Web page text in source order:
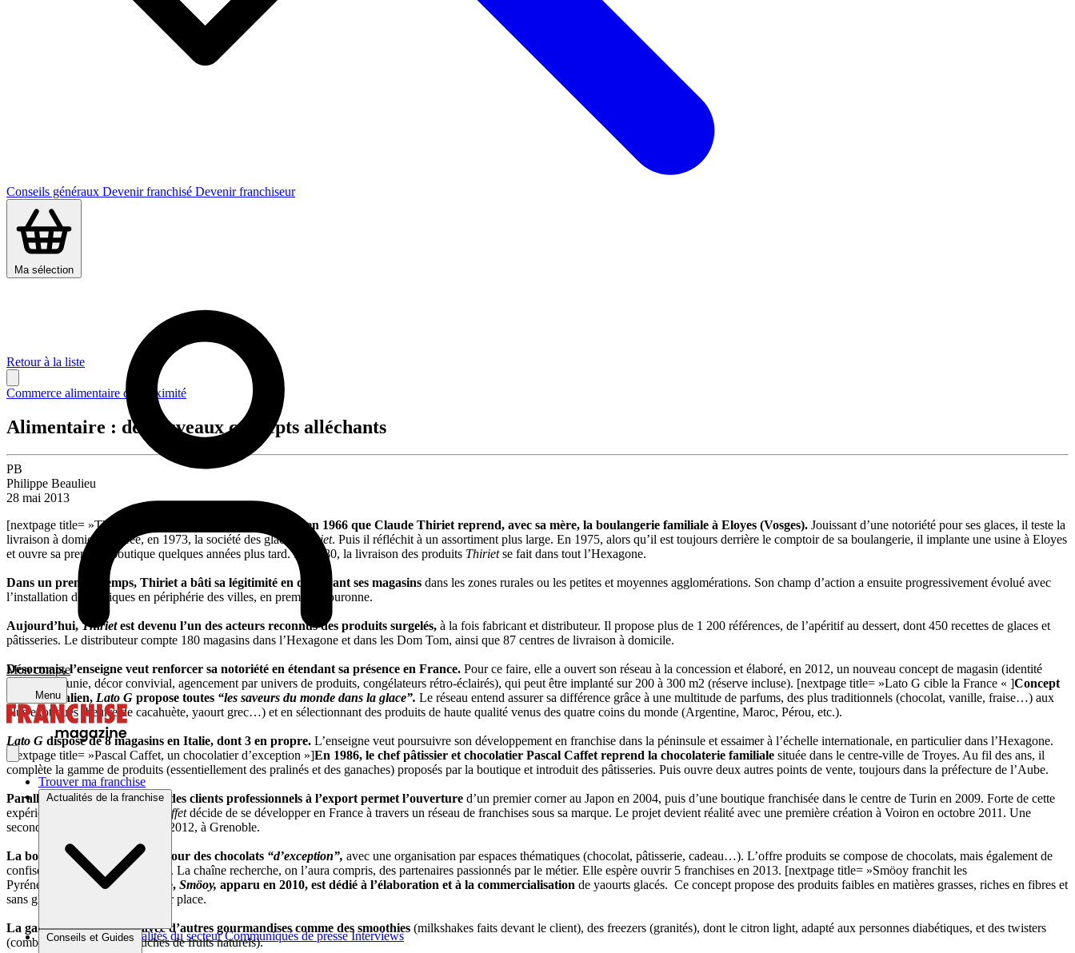
Conseils généraux Devenir franchisé Devenir franchiseur
Ma sélection
Mon compte
Menu
Trouver ma franchise
Actualités de la franchise
Brèves et actus Actualités du secteur Communiqués de presse Interviews
Conseils et Guides
Retour à la liste
Commerce alimentaire de proximité
Alimentaire : de nouveaux concepts alléchants
PB
Philippe Beaulieu
28 mai 2013
[nextpage title= »Thiriet veut faire des concessions »]
C’est en 1966 que Claude Thiriet reprend, avec sa mère, la boulangerie familiale à Eloyes (Vosges). Jouissant d’une notoriété pour ses glaces, il teste la
livraison à domicile et crée, en 1973, la société des glaces
Thiriet. Puis il réfléchit à un assortiment plus large. En 1975, alors qu’il est toujours derrière le comptoir de sa boulangerie, il implante une usine à Eloyes
et ouvre sa première boutique quelques années plus tard. En 1980, la livraison des produits Thirietse fait dans tout l’Hexagone.
Dans un premier temps, Thiriet a bâti sa légitimité en déployant ses magasins dans les zones rurales ou les petites et moyennes agglomérations. Son champ d’action a ensuite progressivement évolué avec
l’installation de boutiques en périphérie des villes, en première couronne.
Aujourd’hui,Thirietest devenu l’un des acteurs reconnus des produits surgelés, à la fois fabricant et distributeur. Il propose plus de 1 200 références, de l’apéritif au dessert, dont 450 recettes de glaces et
pâtisseries. Le distributeur compte 180 magasins dans l’Hexagone et dans les Dom Tom, ainsi que 87 centres de livraison à domicile.
Désormais, l’enseigne veut renforcer sa notoriété en étendant sa présence en France. Pour ce faire, elle a ouvert son réseau à la concession et élaboré, en 2012, un nouveau concept de magasin (identité
visuelle rajeunie, décor convivial, agencement par univers de produits, congélateurs rétro-éclairés), qui peut être implanté sur 200 à 300 m2 (réserve incluse). [nextpage title= »Lato G cible la France « ]Concept
artisanal italien, Lato G propose toutes “les saveurs du monde dans la glace”. Le réseau entend assurer sa différence grâce à une multitude de parfums, des plus traditionnels (chocolat, vanille, fraise…) aux
plus exotiques (beurre de cacahuète, yaourt grec…) et en sélectionnant des produits de haute qualité venus des quatre coins du monde (Argentine, Maroc, Pérou, etc.).
Lato G dispose de 8 magasins en Italie, dont 3 en propre. L’enseigne veut poursuivre son développement en franchise dans la péninsule et essaimer à l’échelle internationale, en particulier dans l’Hexagone.
[nextpage title= »Pascal Caffet, un chocolatier d’exception »]En 1986, le chef pâtissier et chocolatier Pascal Caffet reprend la chocolaterie familiale située dans le centre-ville de Troyes. Au fil des ans, il
complète la gamme de produits (essentiellement des pralinés et des ganaches) proposés par la boutique et introduit des pâtisseries. Puis ouvre deux autres points de vente, toujours dans la préfecture de l’Aube.
Parallèlement, le contact avec des clients professionnels à l’export permet l’ouverture d’un premier corner au Japon en 2004, puis d’une boutique franchisée dans le centre de Turin en 2009. Forte de cette
expérience, la maison
Pascal Caffetdécide de se développer en France à travers un réseau de franchises sous sa marque. Le projet devient réalité avec une première création à Voiron en octobre 2011. Une
seconde a vu le jour, en octobre 2012, à Grenoble.
La boutique se veut un écrin pour des chocolats “d’exception”, avec une organisation par espaces thématiques (chocolat, pâtisserie, cadeau…). L’offre produits se compose de chocolats, mais également de
confiseries, pâtisseries et biscuits. La chaîne recherche, on l’aura compris, des partenaires passionnés par le métier. Elle espère ouvrir 5 franchises en 2013. [nextpage title= »Smöoy franchit les
Pyrénées »]
D’origine espagnole, Smöoy, apparu en 2010, est dédié à l’élaboration et à la commercialisation de yaourts glacés. Ce concept propose des produits faibles en matières grasses, riches en fibres et
sans gluten qui sont fabriqués sur place.
La gamme est complétée avec d’autres gourmandises comme des smoothies (milkshakes faits devant le client), des freezers (granités), dont le citron light, adapté aux personnes diabétiques, et des twisters
(combinaisons avec des couches de fruits naturels).